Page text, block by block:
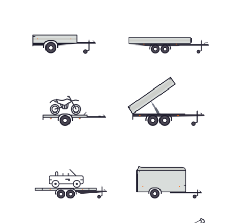
Přepravníky minibagrů